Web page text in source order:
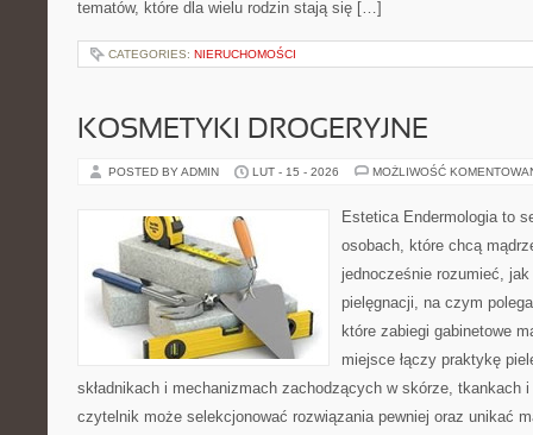
tematów, które dla wielu rodzin stają się […]
CATEGORIES: NIERUCHOMOŚCI
KOSMETYKI DROGERYJNE
POSTED BY ADMIN LUT - 15 - 2026 MOŻLIWOŚĆ
Estetica Endermologia to
osobach, które chcą
jednocześnie rozumieć, jak
pielęgnacji, na czym
które zabiegi gabinetowe
miejsce łączy praktykę
składnikach i mechanizmach zachodzących w skórze, tkankach
czytelnik może selekcjonować rozwiązania pewniej oraz unikać